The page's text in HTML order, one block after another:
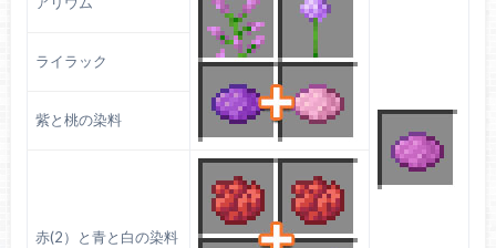
ライラック
紫と桃の染料
赤(2）と青と白の染料